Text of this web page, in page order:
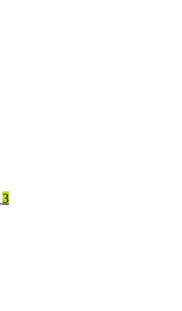
3